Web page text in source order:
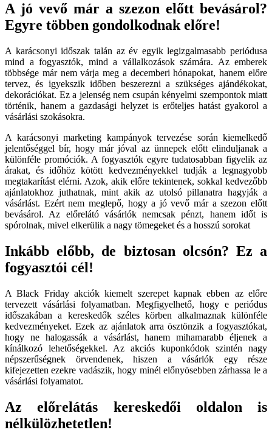
A jó vevő már a szezon előtt bevásárol?
Egyre többen gondolkodnak előre!
A karácsonyi időszak talán az év egyik legizgalmasabb periódusa
mind a fogyasztók, mind a vállalkozások számára. Az emberek
többsége már nem várja meg a decemberi hónapokat, hanem előre
tervez, és igyekszik időben beszerezni a szükséges ajándékokat,
dekorációkat. Ez a jelenség nem csupán kényelmi szempontok miatt
történik, hanem a gazdasági helyzet is erőteljes hatást gyakorol a
vásárlási szokásokra.
A karácsonyi marketing kampányok tervezése során kiemelkedő
jelentőséggel bír, hogy már jóval az ünnepek előtt elinduljanak a
különféle promóciók. A fogyasztók egyre tudatosabban figyelik az
árakat, és időhöz kötött kedvezményekkel tudják a legnagyobb
megtakarítást elérni. Azok, akik előre tekintenek, sokkal kedvezőbb
ajánlatokhoz juthatnak, mint akik az utolsó pillanatra hagyják a
vásárlást. Ezért nem meglepő, hogy a jó vevő már a szezon előtt
bevásárol. Az előrelátó vásárlók nemcsak pénzt, hanem időt is
spórolnak, mivel elkerülik a nagy tömegeket és a hosszú sorokat
Inkább előbb, de biztosan olcsón? Ez a
fogyasztói cél!
A Black Friday akciók kiemelt szerepet kapnak ebben az előre
tervezett vásárlási folyamatban. Megfigyelhető, hogy e periódus
időszakában a kereskedők széles körben alkalmaznak különféle
kedvezményeket. Ezek az ajánlatok arra ösztönzik a fogyasztókat,
hogy ne halogassák a vásárlást, hanem mihamarabb éljenek a
kínálkozó lehetőségekkel. Az akciós kuponkódok szintén nagy
népszerűségnek örvendenek, hiszen a vásárlók egy része
kifejezetten ezekre vadászik, hogy minél előnyösebben zárhassa le a
vásárlási folyamatot.
Az előrelátás kereskedői oldalon is
nélkülözhetetlen!